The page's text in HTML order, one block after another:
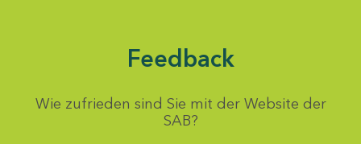
Feedback
Wie zufrieden sind Sie mit der Website der
SAB?